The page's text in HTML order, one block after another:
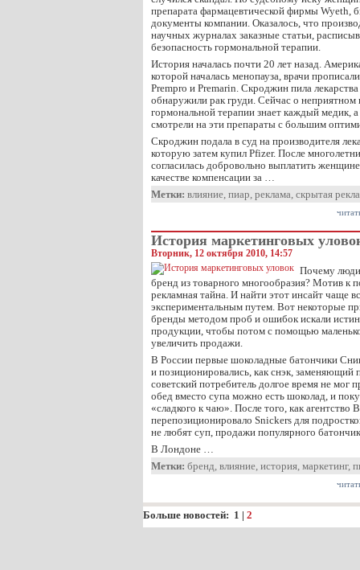
препарата фармацевтической фирмы Wyeth,
документы компании. Оказалось, что
научных журналах заказные статьи,
безопасность гормональной терапии.
История началась почти 20 лет назад.
которой началась менопауза, врачи
Prempro и Premarin. Скроджин пила лекарства
обнаружили рак груди. Сейчас о
гормональной терапии знает каждый медик, а
смотрели на эти препараты с большим
Скроджин подала в суд на производителя
которую затем купил Pfizer. После
согласилась добровольно выплатить
качестве компенсации за …
Метки: влияние, пиар, реклама, скрытая
История маркетинговых
Вторник, 12 октября 2010, 14:57
Почему
бренд из товарного многообразия? Мотив к
рекламная тайна. И найти этот инсайт чаще
экспериментальным путем. Вот некоторые
бренды методом проб и ошибок искали
продукции, чтобы потом с помощью
увеличить продажи.
В России первые шоколадные батончики
и позиционировались, как снэк,
советский потребитель долгое время не мог
обед вместо супа можно есть шоколад, и
«сладкого к чаю». После того, как агентство
перепозиционировало Snickers для
не любят суп, продажи популярного
В Лондоне …
Метки: бренд, влияние, история, маркетинг,
Больше новостей: 1 | 2